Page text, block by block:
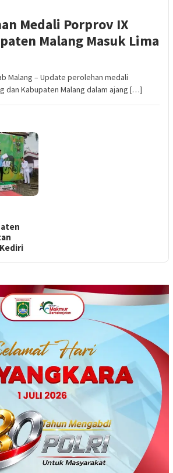
Medali Porprov IX
Malang Masuk Lima
Malang – Update perolehan medali
dan Kabupaten Malang dalam ajang […]